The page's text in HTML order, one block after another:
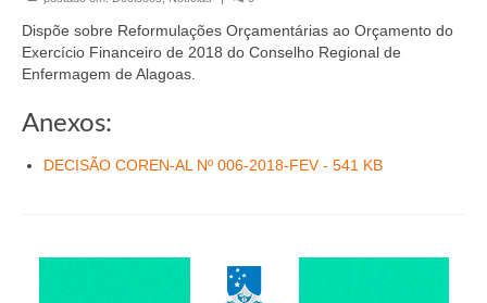
Conselheiros e Diretoria
Carta de Serviços ao Cidadão
Dispõe sobre Reformulações Orçamentárias ao Orçamento do
Exercício Financeiro de 2018 do Conselho Regional de
Enfermagem de Alagoas.
Anexos:
DECISÃO COREN-AL Nº 006-2018-FEV - 541 KB